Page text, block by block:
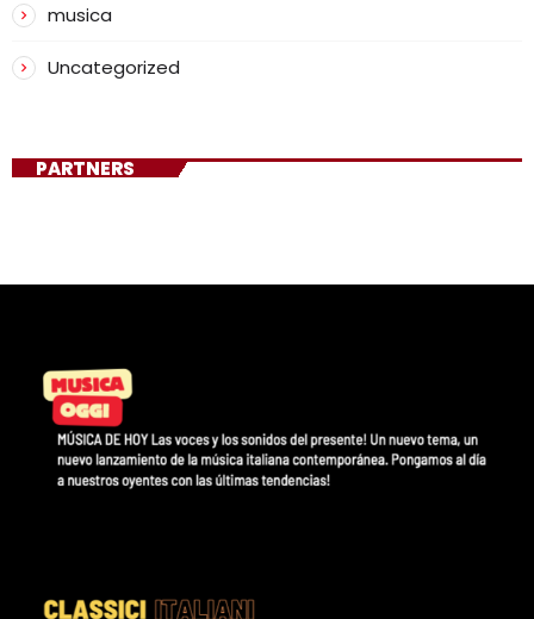
musica
Uncategorized
PARTNERS